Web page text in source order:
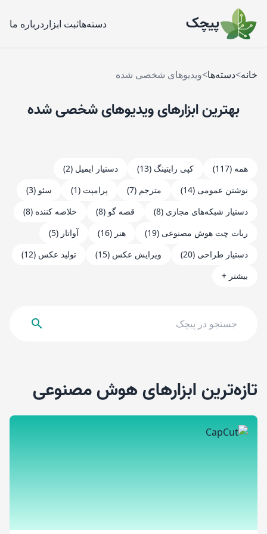
پیچک دسته‌هاثبت ابزار درباره ما
خانه>دسته‌ها>ویدیوهای شخصی شده
بهترین ابزارهایویدیوهای شخصی شده
همه (117) کپی رایتینگ (13)
دستیار ایمیل (2)
نوشتن عمومی (14)
مترجم (7) پرامپت (1)
سئو (3)
دستیار شبکه‌های مجازی (8)
قصه گو (8)
خلاصه کننده (8)
ربات چت هوش مصنوعی (19)
هنر (16)
آواتار (5)
دستیار طراحی (20)
ویرایش عکس (15)
تولید عکس (12)
بیشتر +
تازه‌ترین ابزارهای هوش مصنوعی